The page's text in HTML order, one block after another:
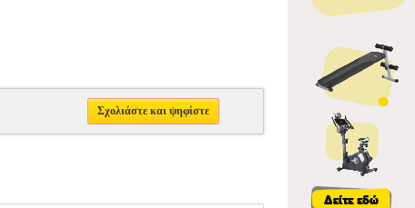
Σχολιάστε και ψηφίστε